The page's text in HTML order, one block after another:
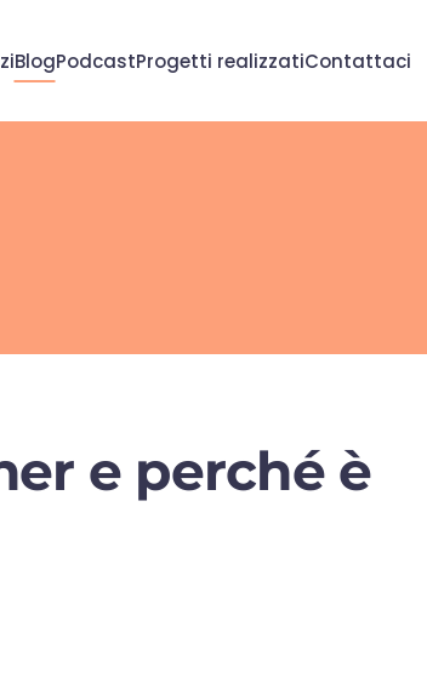
BlogPodcastProgetti realizzatiContattaci
e perché è